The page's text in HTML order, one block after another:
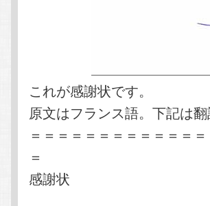
これが感謝状です。
原文はフランス語。下記は翻
＝＝＝＝＝＝＝＝＝＝＝＝
＝
感謝状